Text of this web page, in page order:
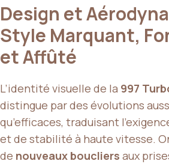
Design et
Style Marquant,
et Affûté
L’identité visuelle de la 997
distingue par des évolutions
qu’efficaces, traduisant
et de stabilité à haute vitesse.
de nouveaux boucliers aux